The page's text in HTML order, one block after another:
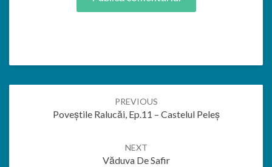
PREVIOUS
Poveștile Ralucăi, Ep.11 – Castelul Peleș
NEXT
Văduva De Safir